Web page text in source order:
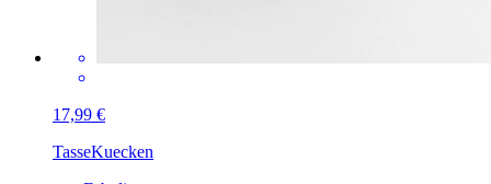
17,99 €
TasseKuecken